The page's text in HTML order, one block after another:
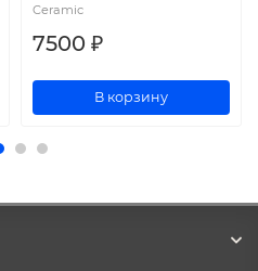
Ceramic
7500 ₽
В корзину